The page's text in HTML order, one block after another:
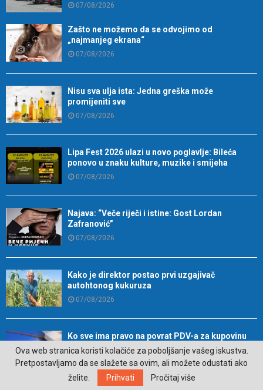
07/08/2026
Zašto ne možemo da se odvojimo od
„najmanjeg ekrana“
07/08/2026
Nisu sva ulja ista: Jedna greška može
promijeniti sve
07/08/2026
Lipa Fest 2026 ulazi u novo poglavlje: Bileća
ponovo u znaku kulture, muzike i smijeha
07/08/2026
Najava: “Veče riječi i istine: Gost Lordan
Zafranović”
07/08/2026
Kako je direktor postao prvi uzgajivač
autohtonog kukuruza
07/08/2026
Ko sve ima pravo na povrat PDV-a za kupovinu
prvog stana?
07/08/2026
Ova web stranica koristi kolačiće za poboljšanje vašeg iskustva.
Pretpostavljamo da se slažete sa ovim, ali možete odustati ako
želite.
Prihvati Pročitaj više